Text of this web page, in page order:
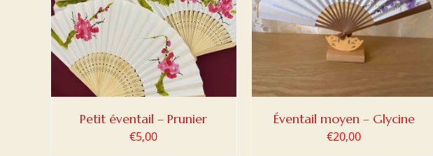
Petit éventail – Prunier
€5,00
AJOUTER AU PANIER / DETAILS
Éventail moyen – Glycine
€20,00
AJOUTER AU PANIER / DETAILS